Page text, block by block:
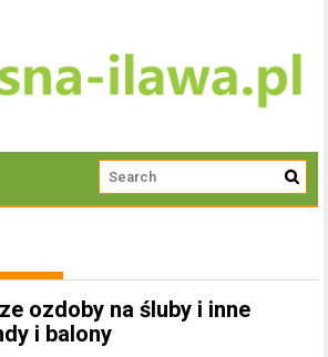
ozdoby na śluby i inne
i balony